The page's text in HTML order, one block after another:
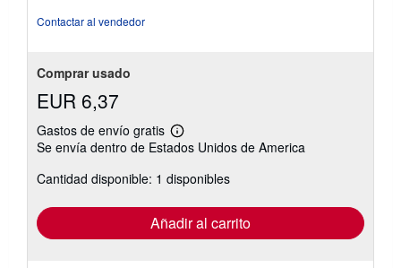
Contactar al vendedor
Comprar usado
EUR 6,37
Gastos de envío gratis
Más
información
las
tarifas
envío
Se envía dentro de Estados Unidos de America
Cantidad disponible: 1 disponibles
Añadir al carrito